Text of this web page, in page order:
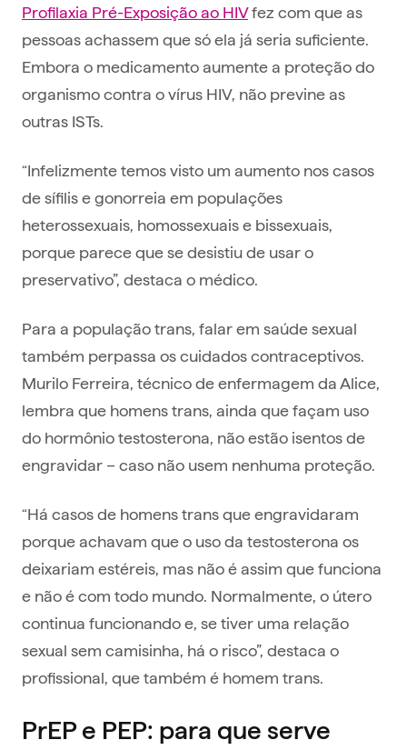
Profilaxia Pré-Exposição ao HIVfez com que as
pessoas achassem que só ela já seria suficiente.
Embora o medicamento aumente a proteção do
organismo contra o vírus HIV, não previne as
outras ISTs.
“Infelizmente temos visto um aumento nos casos
de sífilis e gonorreia em populações
heterossexuais, homossexuais e bissexuais,
porque parece que se desistiu de usar o
preservativo”, destaca o médico.
Para a população trans, falar em saúde sexual
também perpassa os cuidados contraceptivos.
Murilo Ferreira, técnico de enfermagem da Alice,
lembra que homens trans, ainda que façam uso
do hormônio testosterona, não estão isentos de
engravidar – caso não usem nenhuma proteção.
“Há casos de homens trans que engravidaram
porque achavam que o uso da testosterona os
deixariam estéreis, mas não é assim que funciona
e não é com todo mundo. Normalmente, o útero
continua funcionando e, se tiver uma relação
sexual sem camisinha, há o risco”, destaca o
profissional, que também é homem trans.
PrEP e PEP: para que serve